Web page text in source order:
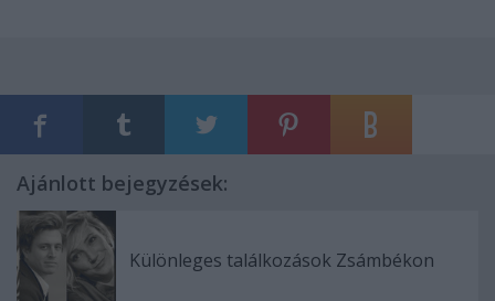
Ajánlott bejegyzések:
Különleges találkozások Zsámbékon